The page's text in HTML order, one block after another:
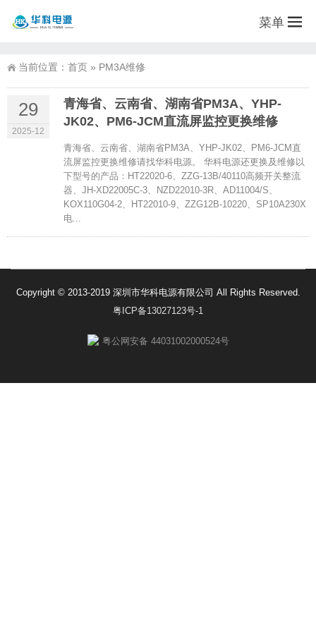
菜单
当前位置： 首页 » PM3A维修
29
2025-12
青海省、云南省、湖南省PM3A、YHP-
JK02、PM6-JCM直流屏监控更换维修
青海省、云南省、湖南省PM3A、YHP-JK02、PM6-JCM直
流屏监控更换维修请找华科电源。 华科电源还更换及维修以
下型号的产品：HT22020-6、ZZG-13B/40110高频开关整流
器、JH-XD22005C-3、NZD22010-3R、AD11004/S、
KOX110G04-2、HT22010-9、ZZG12B-10220、SP10A230X
电...
Copyright © 2013-2019 深圳市华科电源有限公司 All Rights Reserved.
粤ICP备13027123号-1
粤公网安备 44031002000524号